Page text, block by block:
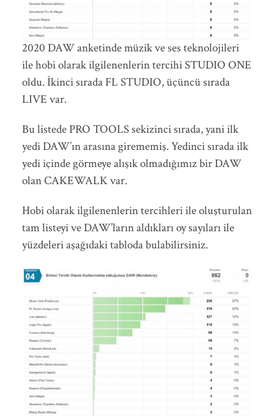
2020 DAW anketinde müzik ve ses teknolojileri
ile hobi olarak ilgilenenlerin tercihi STUDIO ONE
oldu. İkinci sırada FL STUDIO, üçüncü sırada
LIVE var.
Bu listede PRO TOOLS sekizinci sırada, yani ilk
yedi DAW’ın arasına girememiş. Yedinci sırada ilk
yedi içinde görmeye alışık olmadığımız bir DAW
olan CAKEWALK var.
Hobi olarak ilgilenenlerin tercihleri ile oluşturulan
tam listeyi ve DAW’ların aldıkları oy sayıları ile
yüzdeleri aşağıdaki tabloda bulabilirsiniz.